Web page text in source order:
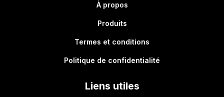
À propos
Produits
Termes et conditions
Politique de confidentialité
Liens utiles